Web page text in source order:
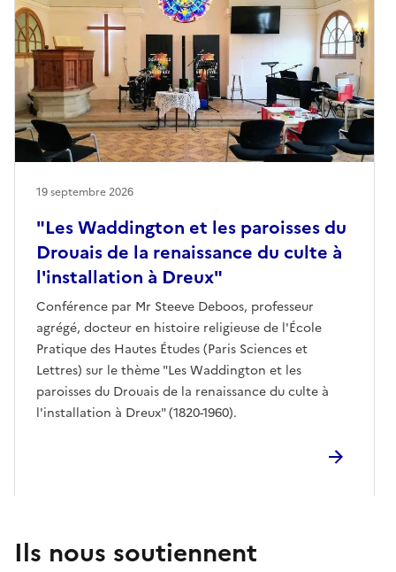
"Les Waddington et les paroisses du
Drouais de la renaissance du culte à
l'installation à Dreux"
Conférence par Mr Steeve Deboos, professeur
agrégé, docteur en histoire religieuse de l'École
Pratique des Hautes Études (Paris Sciences et
Lettres) sur le thème "Les Waddington et les
paroisses du Drouais de la renaissance du culte à
l'installation à Dreux" (1820-1960).
19 septembre 2026
Ils nous soutiennent